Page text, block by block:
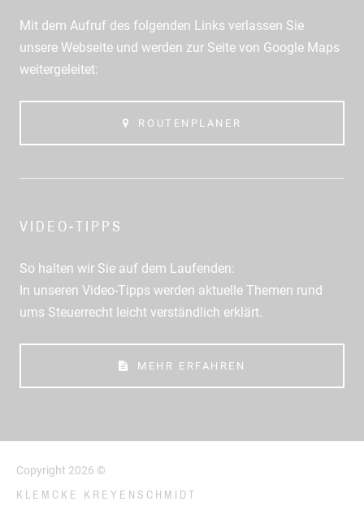
Mit dem Aufruf des folgenden Links verlassen Sie
unsere Webseite und werden zur Seite von Google Maps
weitergeleitet:
ROUTENPLANER
VIDEO-TIPPS
So halten wir Sie auf dem Laufenden:
In unseren Video-Tipps werden aktuelle Themen rund
ums Steuerrecht leicht verständlich erklärt.
MEHR ERFAHREN
Copyright 2026 ©
KLEMCKE KREYENSCHMIDT